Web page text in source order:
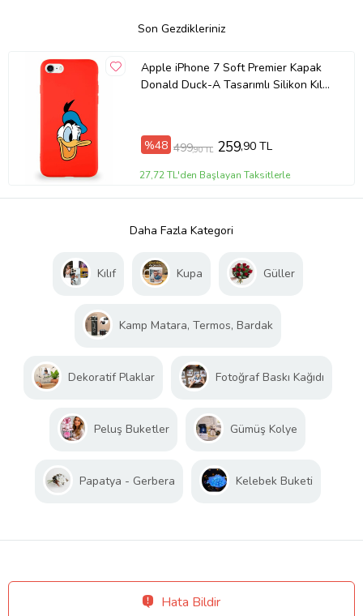
Son Gezdikleriniz
Apple iPhone 7 Soft Premier Kapak
Donald Duck-A Tasarımlı Silikon Kılıf
%48 499,90 TL 259,90 TL
27,72 TL'den Başlayan Taksitlerle
Daha Fazla Kategori
Kılıf Kupa Güller
Kamp Matara, Termos, Bardak
Dekoratif Plaklar Fotoğraf Baskı Kağıdı
Peluş Buketler Gümüş Kolye
Papatya - Gerbera Kelebek Buketi
Hata Bildir